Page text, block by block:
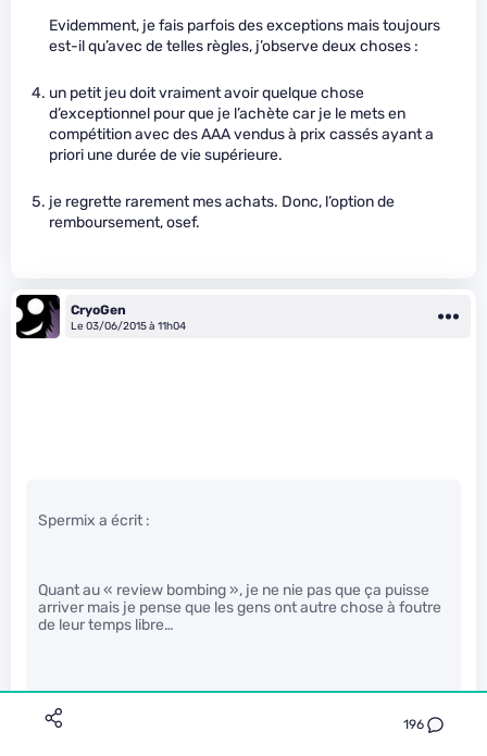
196
Evidemment, je fais parfois des exceptions mais toujours
est-il qu’avec de telles règles, j’observe deux choses :
un petit jeu doit vraiment avoir quelque chose
d’exceptionnel pour que je l’achète car je le mets en
compétition avec des AAA vendus à prix cassés ayant a
priori une durée de vie supérieure.
je regrette rarement mes achats. Donc, l’option de
remboursement, osef.
CryoGen
Le 03/06/2015 à 11h04
Spermix a écrit :
Quant au « review bombing », je ne nie pas que ça puisse
arriver mais je pense que les gens ont autre chose à foutre
de leur temps libre…